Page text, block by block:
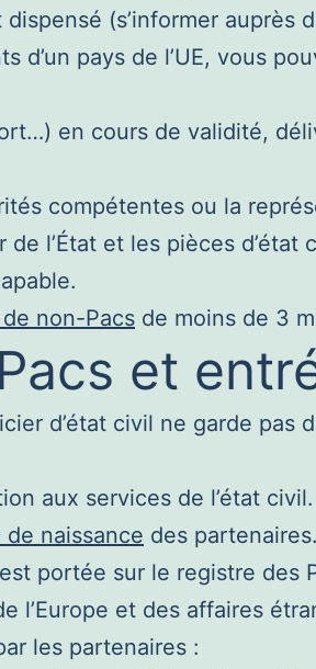
(s’informer auprès
d’un pays de l’UE, vous
en cours de validité,
compétentes ou la
l’État et les pièces
non-Pacs de moins de 3
et
d’état civil ne garde pas
aux services de l’état civil.
de naissance des partenaires.
portée sur le registre des
l’Europe et des affaires
les partenaires :